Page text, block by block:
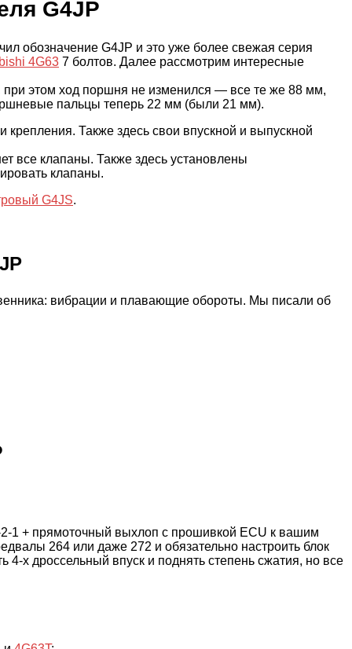
G4JP
обозначение G4JP и это уже более свежая серия
4G63 7 болтов. Далее рассмотрим интересные
при этом ход поршня не изменился — все те же 88 мм,
пальцы теперь 22 мм (были 21 мм).
Также здесь свои впускной и выпускной
все клапаны. Также здесь установлены
клапаны.
G4JS.
вибрации и плавающие обороты. Мы писали об
2-1 + прямоточный выхлоп с прошивкой ECU к вашим
264 или даже 272 и обязательно настроить блок
х дроссельный впуск и поднять степень сжатия, но все